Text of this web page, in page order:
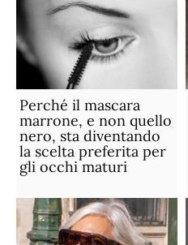
Perché il mascara
marrone, e non quello
nero, sta diventando
la scelta preferita per
gli occhi maturi